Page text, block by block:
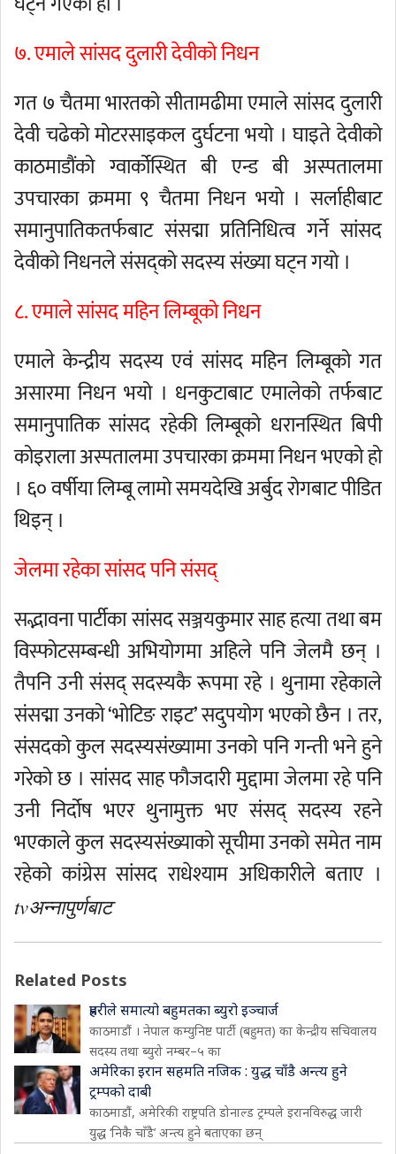
७. एमाले सांसद दुलारी देवीको निधन
गत ७ चैतमा भारतको सीतामढीमा एमाले सांसद दुलारी
देवी चढेको मोटरसाइकल दुर्घटना भयो । घाइते देवीको
काठमाडौंको ग्वार्कोस्थित बी एन्ड बी अस्पतालमा
उपचारका क्रममा ९ चैतमा निधन भयो । सर्लाहीबाट
समानुपातिकतर्फबाट संसद्मा प्रतिनिधित्व गर्ने सांसद
देवीको निधनले संसद्को सदस्य संख्या घट्न गयो ।
८. एमाले सांसद महिन लिम्बूको निधन
एमाले केन्द्रीय सदस्य एवं सांसद महिन लिम्बूको गत
असारमा निधन भयो । धनकुटाबाट एमालेको तर्फबाट
समानुपातिक सांसद रहेकी लिम्बूको धरानस्थित बिपी
कोइराला अस्पतालमा उपचारका क्रममा निधन भएको हो
। ६० वर्षीया लिम्बू लामो समयदेखि अर्बुद रोगबाट पीडित
थिइन् ।
जेलमा रहेका सांसद पनि संसद्
सद्भावना पार्टीका सांसद सञ्जयकुमार साह हत्या तथा बम
विस्फोटसम्बन्धी अभियोगमा अहिले पनि जेलमै छन् ।
तैपनि उनी संसद् सदस्यकै रूपमा रहे । थुनामा रहेकाले
संसद्मा उनको ‘भोटिङ राइट’ सदुपयोग भएको छैन । तर,
संसदको कुल सदस्यसंख्यामा उनको पनि गन्ती भने हुने
गरेको छ । सांसद साह फौजदारी मुद्दामा जेलमा रहे पनि
उनी निर्दोष भएर थुनामुक्त भए संसद् सदस्य रहने
भएकाले कुल सदस्यसंख्याको सूचीमा उनको समेत नाम
रहेको कांग्रेस सांसद राधेश्याम अधिकारीले बताए ।
tvअन्नापुर्णबाट
Related Posts
प्रहरीले समात्यो बहुमतका ब्युरो इञ्चार्ज
काठमाडौं । नेपाल कम्युनिष्ट पार्टी (बहुमत) का केन्द्रीय सचिवालय
सदस्य तथा ब्युरो नम्बर–५ का
अमेरिका इरान सहमति नजिक : युद्ध चाँडै अन्त्य हुने
ट्रम्पको दाबी
काठमाडौं, अमेरिकी राष्ट्रपति डोनाल्ड ट्रम्पले इरानविरुद्ध जारी
युद्ध ‘निकै चाँडै’ अन्त्य हुने बताएका छन्